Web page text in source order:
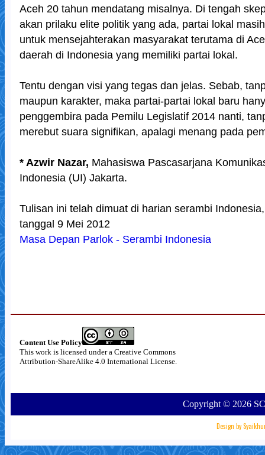
Aceh 20 tahun mendatang misalnya. Di tengah
akan prilaku elite politik yang ada, partai lokal
untuk mensejahterakan masyarakat terutama di
daerah di Indonesia yang memiliki partai lokal.
Tentu dengan visi yang tegas dan jelas. Sebab,
maupun karakter, maka partai-partai lokal baru
penggembira pada Pemilu Legislatif 2014 nanti,
merebut suara signifikan, apalagi menang pada
* Azwir Nazar, Mahasiswa Pascasarjana
Indonesia (UI) Jakarta.
Tulisan ini telah dimuat di harian serambi
tanggal 9 Mei 2012
Masa Depan Parlok - Serambi Indonesia
Content Use Policy
This work is licensed under a Creative Commons
Attribution-ShareAlike 4.0 International License.
Copyright © 2026
Design by